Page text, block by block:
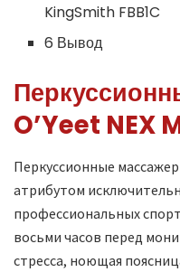
KingSmith FBB1C
6 Вывод
O’Yeet NEX
Перкуссионные
атрибутом
профессиональных
восьми часов перед
стресса, ноющая